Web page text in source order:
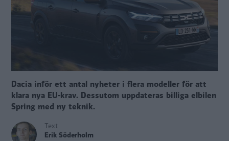
Dacia inför ett antal nyheter i flera modeller för att
klara nya EU-krav. Dessutom uppdateras billiga elbilen
Spring med ny teknik.
Text
Erik Söderholm